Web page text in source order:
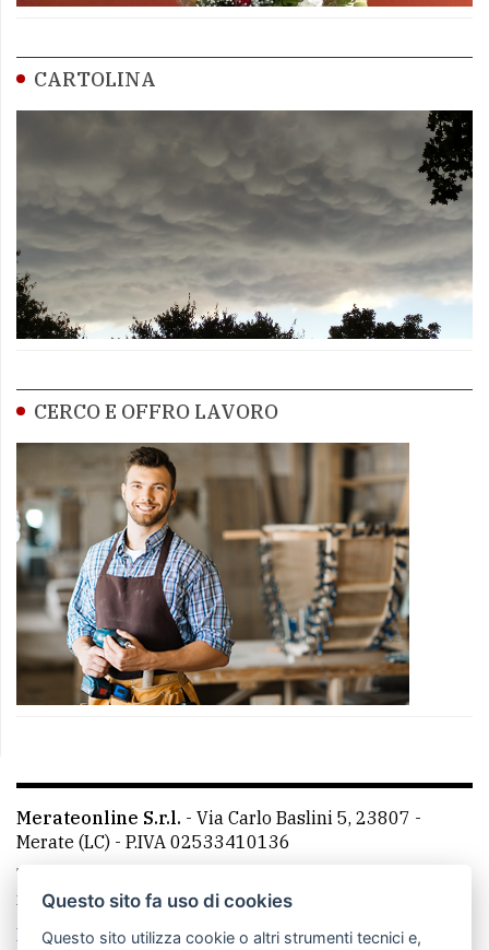
CARTOLINA
CERCO E OFFRO LAVORO
Merateonline S.r.l. - Via Carlo Baslini 5, 23807 -
Merate (LC) - P.IVA 02533410136
Telefono:
mail: redazione@merateonline.it
La redazione
CasateOnline LeccoOnline RSS
Questo sito fa uso di cookies
Questo sito utilizza cookie o altri strumenti tecnici e,